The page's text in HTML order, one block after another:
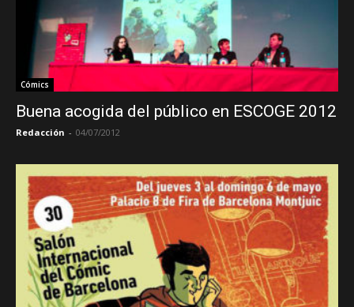
Cómics
Buena acogida del público en ESCOGE 2012
Redacción - 04/07/2012